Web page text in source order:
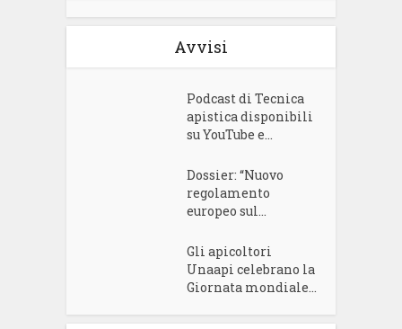
Avvisi
Podcast di Tecnica
apistica disponibili
su YouTube e...
Dossier: “Nuovo
regolamento
europeo sul...
Gli apicoltori
Unaapi celebrano la
Giornata mondiale...